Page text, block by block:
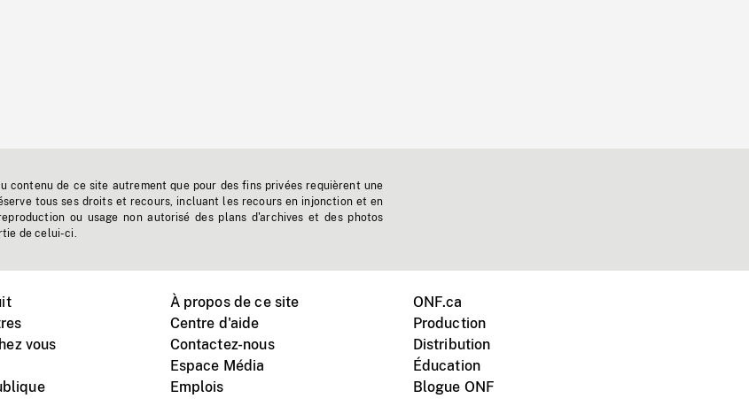
contenu de ce site autrement que pour des fins privées requièrent une
tous ses droits et recours, incluant les recours en injonction et en
ou usage non autorisé des plans d'archives et des photos
de celui-ci.
vous
À propos de ce site
Centre d'aide
Contactez-nous
Espace Média
Emplois
ONF.ca
Production
Distribution
Éducation
Blogue ONF